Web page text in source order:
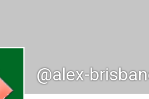
@alex-